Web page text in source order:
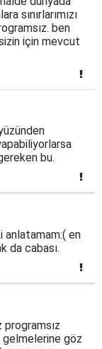
sınırlarımızı
ben
için mevcut
bu.
anlatamam:( en
da cabası.
programsız
gelmelerine göz